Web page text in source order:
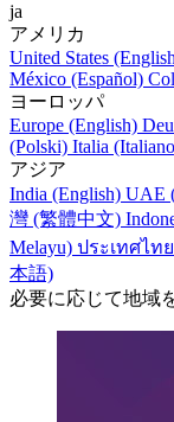
ja
アメリカ
United States
México (Español)
ヨーロッパ
Europe (English)
(Polski) Italia
アジア
India (English)
灣 (繁體中文)
Melayu) ประเทศไท
本語)
必要に応じて地域